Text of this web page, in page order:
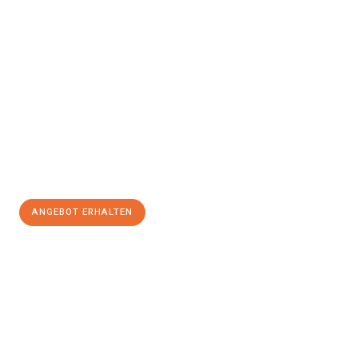
ANGEBOT ERHALTEN